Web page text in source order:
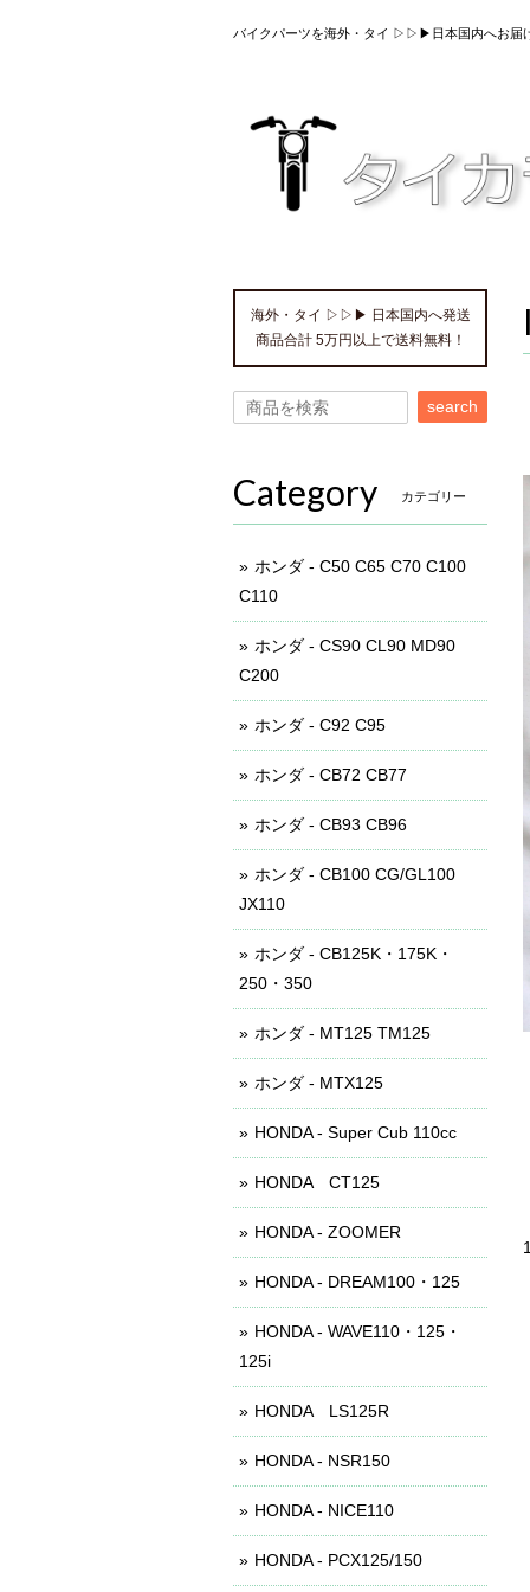
バイクパーツを海外・タイ ▷▷▶日本国内へお届
海外・タイ ▷▷▶ 日本国内へ発送
商品合計 5万円以上で送料無料！
search
Category カテゴリー
ホンダ - C50 C65 C70 C100
C110
ホンダ - CS90 CL90 MD90
C200
ホンダ - C92 C95
ホンダ - CB72 CB77
ホンダ - CB93 CB96
ホンダ - CB100 CG/GL100
JX110
ホンダ - CB125K・175K・
250・350
ホンダ - MT125 TM125
ホンダ - MTX125
HONDA - Super Cub 110cc
HONDA CT125
HONDA - ZOOMER
HONDA - DREAM100・125
HONDA - WAVE110・125・
125i
HONDA LS125R
HONDA - NSR150
HONDA - NICE110
HONDA - PCX125/150